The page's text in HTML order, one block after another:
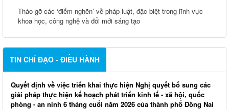
Tháo gỡ các ‘điểm nghẽn’ về pháp luật, đặc biệt trong lĩnh vực
khoa học, công nghệ và đổi mới sáng tạo
TIN CHỈ ĐẠO - ĐIỀU HÀNH
Quyết định về việc triển khai thực hiện Nghị quyết bổ sung các
giải pháp thực hiện kế hoạch phát triển kinh tế - xã hội, quốc
phòng - an ninh 6 tháng cuối năm 2026 của thành phố Đồng Nai